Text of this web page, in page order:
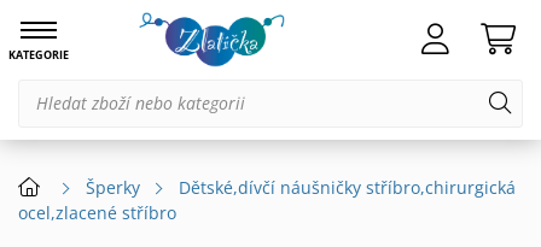
KATEGORIE
Šperky
Dětské,dívčí náušničky stříbro,chirurgická
ocel,zlacené stříbro